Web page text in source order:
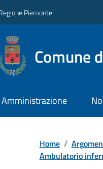
Piemonte
Comune
Amministrazione
Home /
Ambulatorio